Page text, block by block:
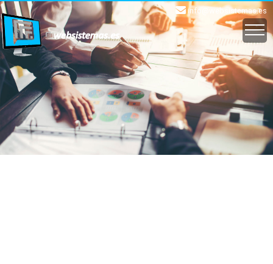
info@websistemas.es
INICIO
EMAIL
WEB
APLICACIONES
CLOUD